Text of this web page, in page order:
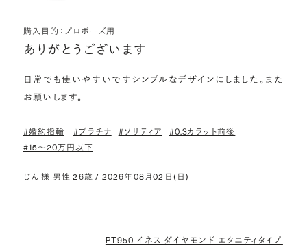
購入目的：プロポーズ用
ありがとうございます
日常でも使いやすいですシンプルなデザインにしました。また
お願いします。
#婚約指輪 #プラチナ #ソリティア
#0.3カラット前後
#15〜20万円以下
じん 様 男性 26歳 / 2026年08月02日(日)
PT950 イネス ダイヤモンド エタニティタイプ